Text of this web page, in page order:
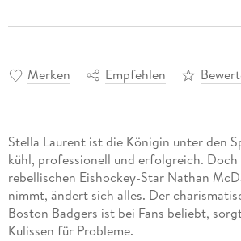
Merken Empfehlen
Stella Laurent ist die Königin unter den
kühl, professionell und erfolgreich. Doch
rebellischen Eishockey-Star Nathan
nimmt, ändert sich alles. Der
Boston Badgers ist bei Fans beliebt,
Kulissen für Probleme.